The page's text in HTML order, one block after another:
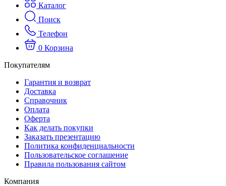
Каталог
Поиск
Телефон
0 Корзина
Покупателям
Гарантия и возврат
Доставка
Справочник
Оплата
Оферта
Как делать покупки
Заказать презентацию
Политика конфиденциальности
Пользовательское соглашение
Правила пользования сайтом
Компания